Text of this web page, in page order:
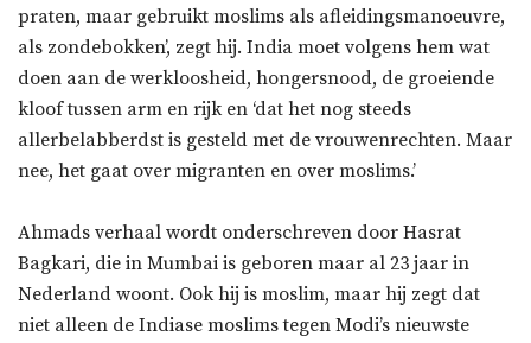
praten, maar gebruikt moslims als afleidingsmanoeuvre,
als zondebokken’, zegt hij. India moet volgens hem wat
doen aan de werkloosheid, hongersnood, de groeiende
kloof tussen arm en rijk en ‘dat het nog steeds
allerbelabberdst is gesteld met de vrouwenrechten. Maar
nee, het gaat over migranten en over moslims.’
Ahmads verhaal wordt onderschreven door Hasrat
Bagkari, die in Mumbai is geboren maar al 23 jaar in
Nederland woont. Ook hij is moslim, maar hij zegt dat
niet alleen de Indiase moslims tegen Modi’s nieuwste